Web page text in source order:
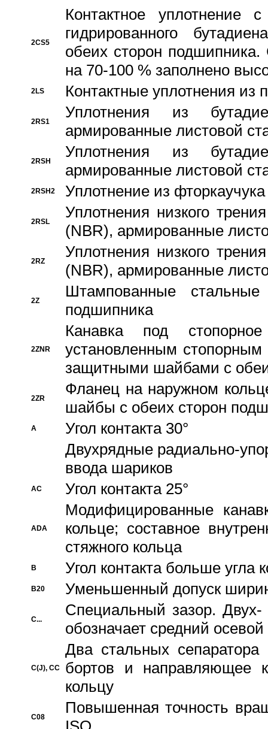
2CS5
Контактное уплотнение
гидрированного
обеих сторон
на 70-100 % заполнено
2LS Контактные уплотнения из
2RS1
Уплотнения из
армированные листовой
2RSH
Уплотнения из
армированные листовой
2RSH2 Уплотнение из
2RSL
Уплотнения низкого
(NBR), армированные
2RZ
Уплотнения низкого
(NBR), армированные
2Z
Штампованные
подшипника
2ZNR
Канавка под
установленным
защитными шайбами с
2ZR
Фланец на наружном
шайбы с обеих сторон
A
Угол контакта 30°
Двухрядные радиально-
ввода шариков
AC Угол контакта 25°
ADA
Модифицированные
кольце; составное
стяжного кольца
B Угол контакта больше угла
B20 Уменьшенный допуск
C...
Специальный зазор.
обозначает средний
C(J), CC
Два стальных сепаратора
бортов и направляющее
кольцу
C08
Повышенная точность